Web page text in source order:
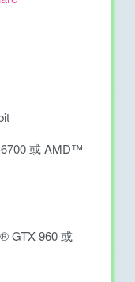
或 AMD™
GTX 960 或